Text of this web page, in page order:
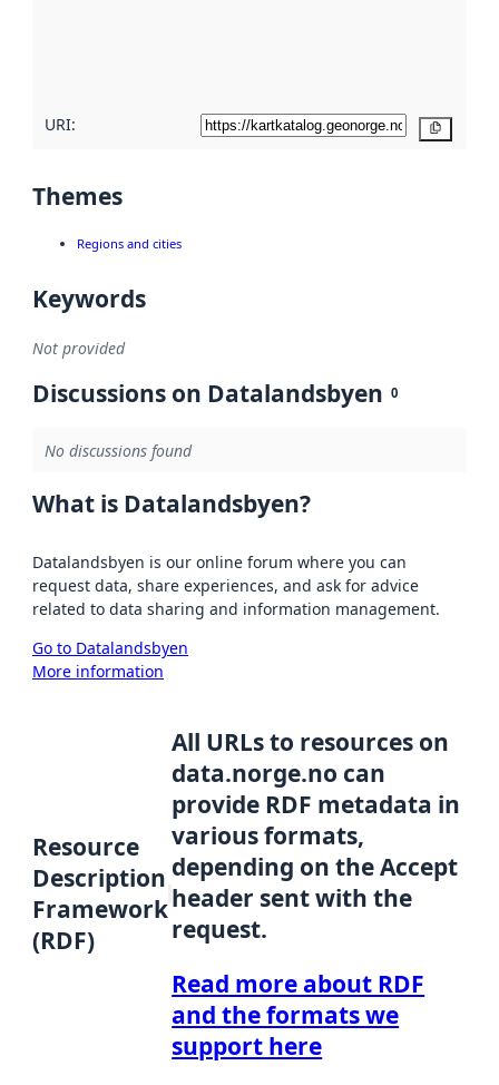
URI:
Themes
Regions and cities
Keywords
Not provided
Discussions on Datalandsbyen 0
No discussions found
What is Datalandsbyen?
Datalandsbyen is our online forum where you can
request data, share experiences, and ask for advice
related to data sharing and information management.
Go to Datalandsbyen
More information
Resource
Description
Framework
(RDF)
All URLs to resources on
data.norge.no can
provide RDF metadata in
various formats,
depending on the Accept
header sent with the
request.
Read more about RDF
and the formats we
support here